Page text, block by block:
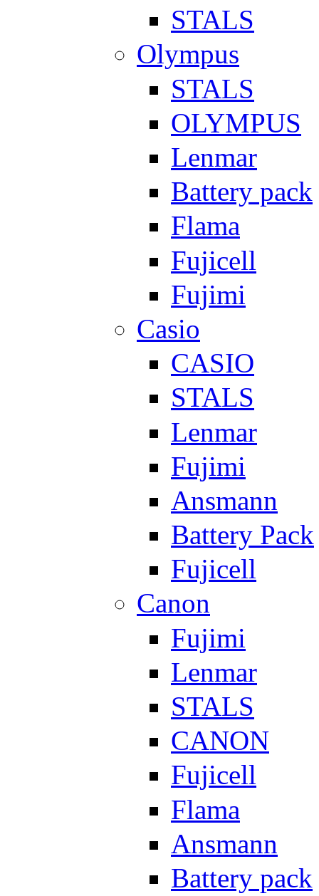
STALS
Olympus
STALS
OLYMPUS
Lenmar
Battery pack
Flama
Fujicell
Fujimi
Casio
CASIO
STALS
Lenmar
Fujimi
Ansmann
Battery Pack
Fujicell
Canon
Fujimi
Lenmar
STALS
CANON
Fujicell
Flama
Ansmann
Battery pack